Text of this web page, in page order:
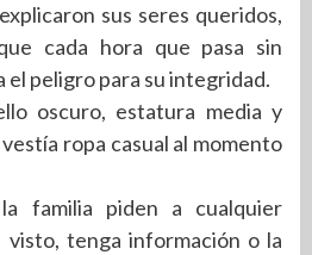
sus seres queridos,
cada hora que pasa sin
peligro para su integridad.
oscuro, estatura media y
ropa casual al momento
familia piden a cualquier
visto, tenga información o la